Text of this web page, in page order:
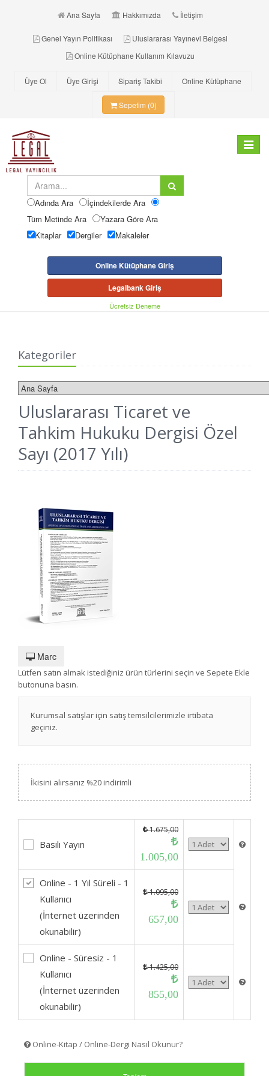
Ana Sayfa Hakkımızda İletişim
Genel Yayın Politikası
Uluslararası Yayınevi Belgesi
Online Kütüphane Kullanım Kılavuzu
Üye Ol Üye Girişi Sipariş Takibi Online Kütüphane
Sepetim (0)
Toggle
Adında Ara
İçindekilerde Ara
Tüm Metinde Ara
Yazara Göre Ara
Kitaplar
Dergiler Makaleler
Online Kütüphane Giriş
Legalbank Giriş
Ücretsiz Deneme
Kategoriler
Uluslararası Ticaret ve
Tahkim Hukuku Dergisi Özel
Sayı (2017 Yılı)
Marc
Lütfen satın almak istediğiniz ürün türlerini seçin ve Sepete Ekle
butonuna basın.
Kurumsal satışlar için satış temsilcilerimizle irtibata
geçiniz.
İkisini alırsanız %20 indirimli
Basılı Yayın
1.675,00
1.005,00
Online - 1 Yıl Süreli - 1
Kullanıcı
(İnternet üzerinden
okunabilir)
1.095,00
657,00
Online - Süresiz - 1
Kullanıcı
(İnternet üzerinden
okunabilir)
1.425,00
855,00
Online-Kitap / Online-Dergi Nasıl Okunur?